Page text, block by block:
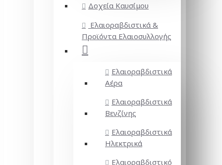
Δοχεία Καυσίμου
Ελαιοραβδιστικά &
Προϊόντα Ελαιοσυλλογής
Ελαιοραβδιστικά
Αέρα
Ελαιοραβδιστικά
Βενζίνης
Ελαιοραβδιστικά
Ηλεκτρικά
Ελαιοραβδιστικό